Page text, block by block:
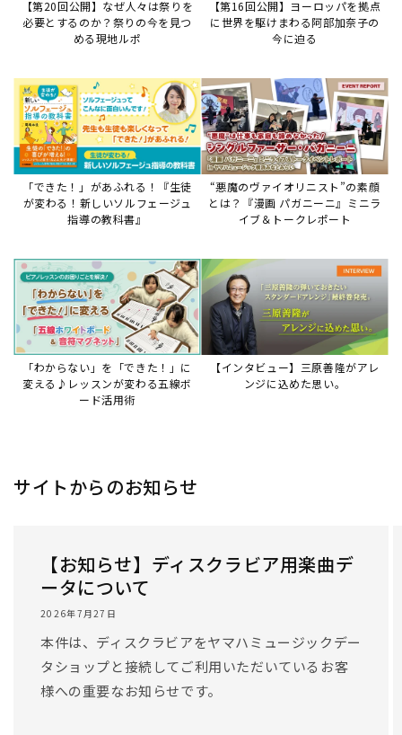
【第20回公開】なぜ人々は祭りを
必要とするのか？祭りの今を見つ
める現地ルポ
【第16回公開】ヨーロッパを拠点
に世界を駆けまわる阿部加奈子の
今に迫る
「できた！」があふれる！『生徒
が変わる！新しいソルフェージュ
指導の教科書』
“悪魔のヴァイオリニスト”の素顔
とは？『漫画 パガニーニ』ミニラ
イブ＆トークレポート
「わからない」を「できた！」に
変える♪レッスンが変わる五線ボ
ード活用術
【インタビュー】三原善隆がアレ
ンジに込めた思い。
サイトからのお知らせ
【お知らせ】ディスクラビア用楽曲デ
ータについて
2026年7月27日
本件は、ディスクラビアをヤマハミュージックデー
タショップと接続してご利用いただいているお客
様への重要なお知らせです。